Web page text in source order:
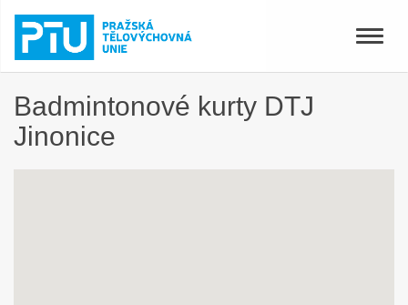
Toggle
Badmintonové kurty DTJ
Jinonice